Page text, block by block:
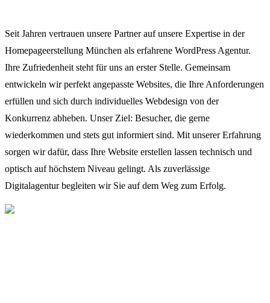
Seit Jahren vertrauen unsere Partner auf unsere Expertise in der
Homepageerstellung München als erfahrene WordPress Agentur.
Ihre Zufriedenheit steht für uns an erster Stelle. Gemeinsam
entwickeln wir perfekt angepasste Websites, die Ihre Anforderungen
erfüllen und sich durch individuelles Webdesign von der
Konkurrenz abheben. Unser Ziel: Besucher, die gerne
wiederkommen und stets gut informiert sind. Mit unserer Erfahrung
sorgen wir dafür, dass Ihre Website erstellen lassen technisch und
optisch auf höchstem Niveau gelingt. Als zuverlässige
Digitalagentur begleiten wir Sie auf dem Weg zum Erfolg.